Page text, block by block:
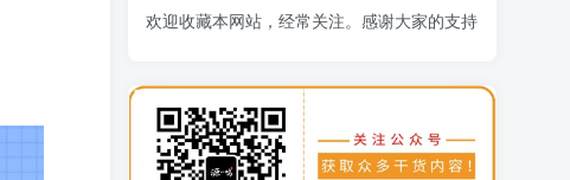
5 7天学会抖音卖房：从月薪5千到年入百万，新时代房产经纪人必备技能
寻宝之旅课程：搞钱训练营
8 DeepSeek提示词大全
欢迎收藏本网站，经常关注。感谢大家的支持